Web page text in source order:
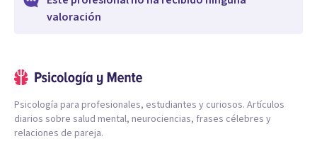
valoración
Psicología para profesionales, estudiantes y curiosos. Artículos
diarios sobre salud mental, neurociencias, frases célebres y
relaciones de pareja.